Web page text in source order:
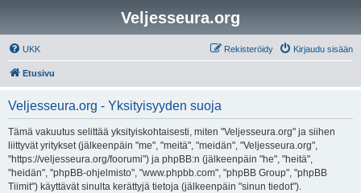
Veljesseura.org
UKK Kirjaudu sisään
Rekisteröidy
Etusivu
Veljesseura.org - Yksityisyyden suoja
Tämä vakuutus selittää yksityiskohtaisesti, miten "Veljesseura.org" ja siihen
liittyvät yritykset (jälkeenpäin "me", "meitä", "meidän", "Veljesseura.org",
"https://veljesseura.org/foorumi") ja phpBB:n (jälkeenpäin "he", "heitä",
"heidän", "phpBB-ohjelmisto", "www.phpbb.com", "phpBB Group", "phpBB
Tiimit") käyttävät sinulta kerättyjä tietoja (jälkeenpäin "sinun tiedot").